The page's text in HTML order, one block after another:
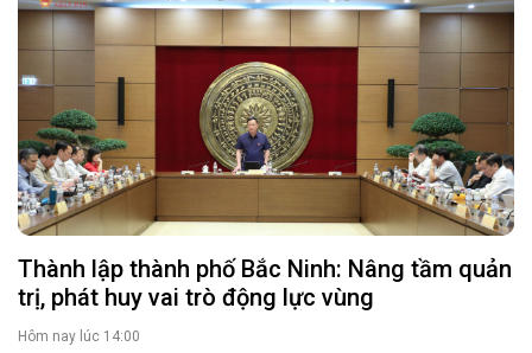
Thành lập thành phố Bắc Ninh: Nâng tầm quản
trị, phát huy vai trò động lực vùng
Hôm nay lúc 14:00